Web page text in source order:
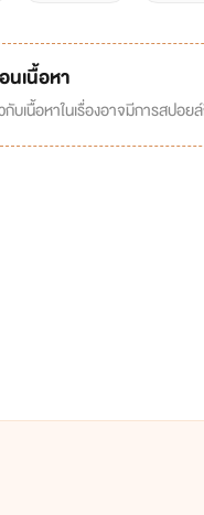
นเนื้อหา
กับเนื้อหาในเรื่องอาจมีการสปอย